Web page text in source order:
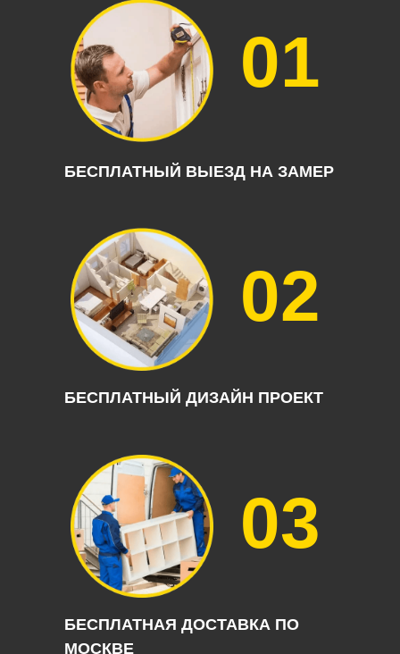
БЕСПЛАТНЫЙ ВЫЕЗД НА ЗАМЕР
01
БЕСПЛАТНЫЙ ДИЗАЙН ПРОЕКТ
02
БЕСПЛАТНАЯ ДОСТАВКА ПО
МОСКВЕ
03